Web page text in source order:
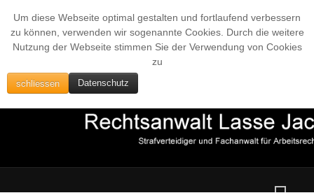
Um diese Webseite optimal gestalten und fortlaufend verbessern
zu können, verwenden wir sogenannte Cookies. Durch die weitere
Nutzung der Webseite stimmen Sie der Verwendung von Cookies
zu
schliessen Datenschutz